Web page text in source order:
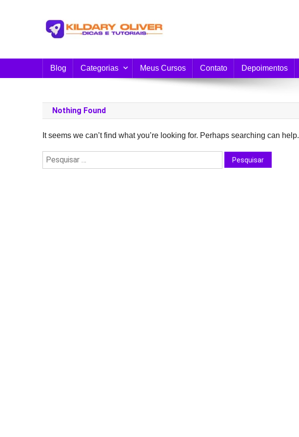
Blog Categorias Meus Cursos Contato Depoimentos
Nothing Found
It seems we can’t find what you’re looking for. Perhaps searching can help.
Pesquisar
por: